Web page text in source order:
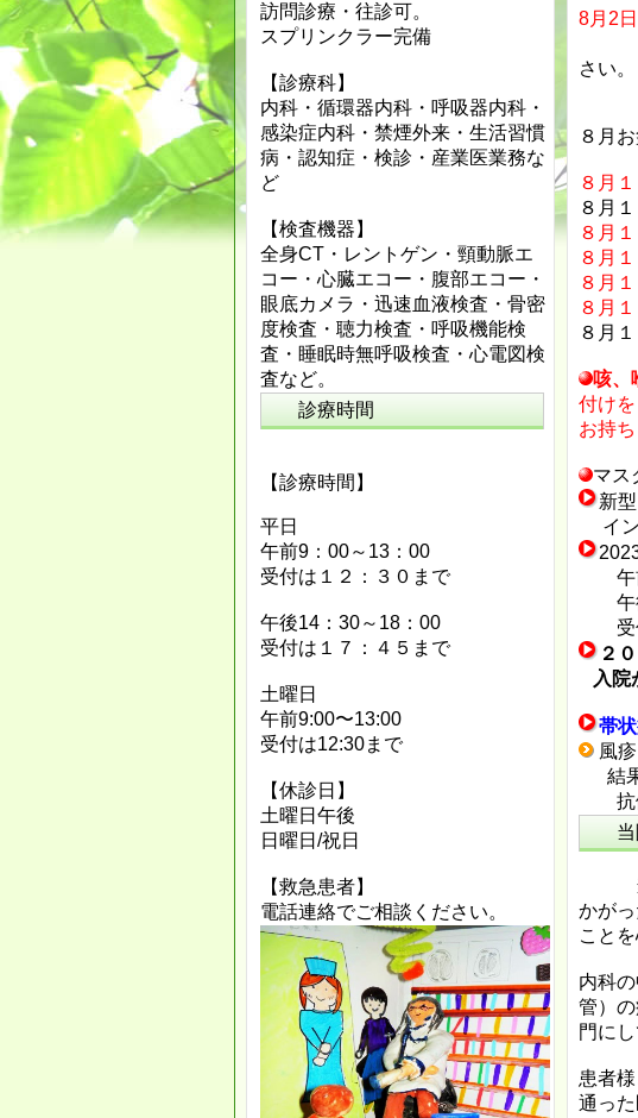
訪問診療・往診可。
スプリンクラー完備
【診療科】
内科・循環器内科・呼吸器内科・
感染症内科・禁煙外来・生活習慣
病・認知症・検診・産業医業務な
ど
【検査機器】
全身CT・レントゲン・頸動脈エ
コー・心臓エコー・腹部エコー・
眼底カメラ・迅速血液検査・骨密
度検査・聴力検査・呼吸機能検
査・睡眠時無呼吸検査・心電図検
査など。
診療時間
【診療時間】
平日
午前9：00～13：00
受付は１２：３０まで
午後14：30～18：00
受付は１７：４５まで
土曜日
午前9:00〜13:00
受付は12:30まで
【休診日】
土曜日午後
日曜日/祝日
【救急患者】
電話連絡でご相談ください。
8月2
院長
さい。
８月
８月
８月
８月
８月
８月
８月
８月
咳、
付け
お持
マス
新
イン
午前
午後
受付
２
入院
帯
風
結果
抗体
当
当院
かが
こと
内科
管）
門に
患者
通っ